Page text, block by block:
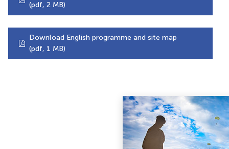
(pdf, 2 MB)
Download English programme and site map
(pdf, 1 MB)